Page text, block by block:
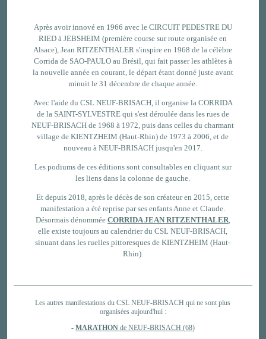
Après avoir innové en 1966 avec le CIRCUIT PEDESTRE DU
RIED à JEBSHEIM (première course sur route organisée en
Alsace), Jean RITZENTHALER s'inspire en 1968 de la célèbre
Corrida de SAO-PAULO au Brésil, qui fait passer les athlètes à
la nouvelle année en courant, le départ étant donné juste avant
minuit le 31 décembre de chaque année.
Avec l'aide du CSL NEUF-BRISACH, il organise la CORRIDA
de la SAINT-SYLVESTRE qui s'est déroulée dans les rues de
NEUF-BRISACH de 1968 à 1972, puis dans celles du charmant
village de KIENTZHEIM (Haut-Rhin) de 1973 à 2006, et de
nouveau à NEUF-BRISACH jusqu'en 2017.
Les podiums de ces éditions sont consultables en cliquant sur
les liens dans la colonne de gauche.
Et depuis 2018, après le décès de son créateur en 2015, cette
manifestation a été reprise par ses enfants Anne et Claude.
Désormais dénommée CORRIDA JEAN RITZENTHALER,
elle existe toujours au calendrier du CSL NEUF-BRISACH,
sinuant dans les ruelles pittoresques de KIENTZHEIM (Haut-
Rhin).
Les autres manifestations du CSL NEUF-BRISACH qui ne sont plus
organisées aujourd'hui :
- MARATHON de NEUF-BRISACH (68)